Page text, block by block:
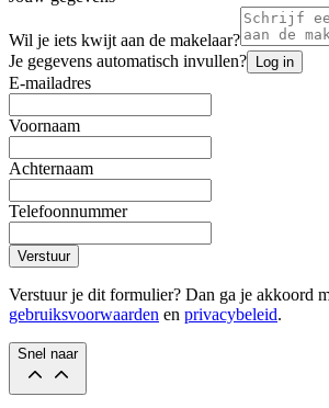
Wil je iets kwijt aan de makelaar?
Je gegevens automatisch invullen? Log in
E-mailadres
Voornaam
Achternaam
Telefoonnummer
Verstuur
Verstuur je dit formulier? Dan ga je akkoord
gebruiksvoorwaarden en privacybeleid.
Snel naar